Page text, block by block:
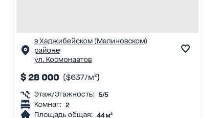
в Хаджибейском (Малиновском)
районе
ул. Космонавтов
$ 28 000 ($637/м²)
Этаж/Этажность: 5/5
Комнат: 2
Площадь общая: 44 м²